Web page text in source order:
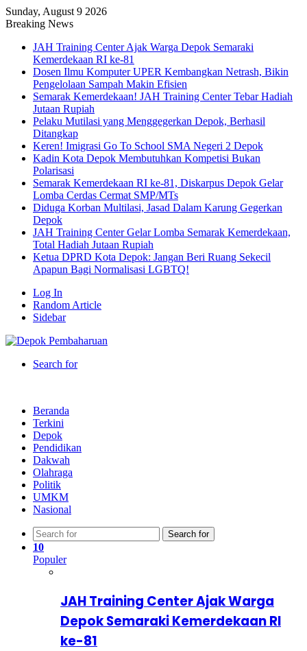
Sunday, August 9 2026
Breaking News
JAH Training Center Ajak Warga Depok Semaraki
Kemerdekaan RI ke-81
Dosen Ilmu Komputer UPER Kembangkan Netrash, Bikin
Pengelolaan Sampah Makin Efisien
Semarak Kemerdekaan! JAH Training Center Tebar Hadiah
Jutaan Rupiah
Pelaku Mutilasi yang Menggegerkan Depok, Berhasil
Ditangkap
Keren! Imigrasi Go To School SMA Negeri 2 Depok
Kadin Kota Depok Membutuhkan Kompetisi Bukan
Polarisasi
Semarak Kemerdekaan RI ke-81, Diskarpus Depok Gelar
Lomba Cerdas Cermat SMP/MTs
Diduga Korban Multilasi, Jasad Dalam Karung Gegerkan
Depok
JAH Training Center Gelar Lomba Semarak Kemerdekaan,
Total Hadiah Jutaan Rupiah
Ketua DPRD Kota Depok: Jangan Beri Ruang Sekecil
Apapun Bagi Normalisasi LGBTQ!
Log In
Random Article
Sidebar
Search for
Beranda
Terkini
Depok
Pendidikan
Dakwah
Olahraga
Politik
UMKM
Nasional
Search for
10
Populer
JAH Training Center Ajak Warga
Depok Semaraki Kemerdekaan RI
ke-81